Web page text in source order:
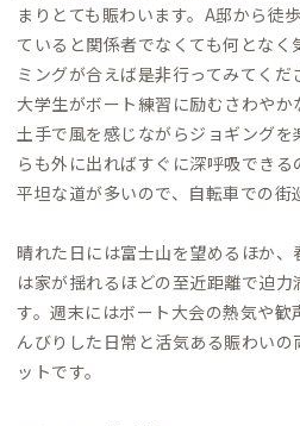
まりとても賑わいます。A邸から徒
ていると関係者でなくても何となく
ミングが合えば是非行ってみてくだ
大学生がボート練習に励むさわや
土手で風を感じながらジョギング
らも外に出ればすぐに深呼吸できる
平坦な道が多いので、自転車での街
晴れた日には富士山を望めるほか
は家が揺れるほどの至近距離で迫
す。週末にはボート大会の熱気や歓
んびりした日常と活気ある賑わい
ットです。